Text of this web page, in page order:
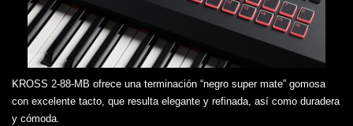
KROSS 2-88-MB ofrece una terminación “negro super mate” gomosa
con excelente tacto, que resulta elegante y refinada, así como duradera
y cómoda.